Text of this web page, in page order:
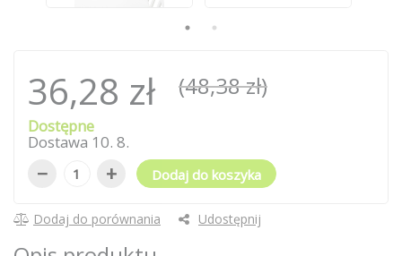
36,28 zł (48,38 zł)
Dostępne
Dostawa 10. 8.
− + Dodaj do koszyka
Dodaj do porównania Udostępnij